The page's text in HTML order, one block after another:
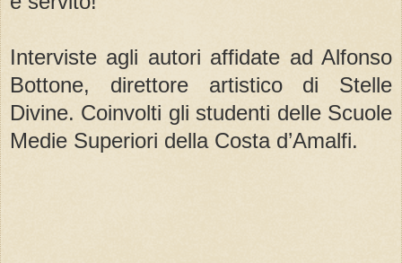
Interviste agli autori affidate ad Alfonso
Bottone, direttore artistico di Stelle
Divine. Coinvolti gli studenti delle Scuole
Medie Superiori della Costa d’Amalfi.